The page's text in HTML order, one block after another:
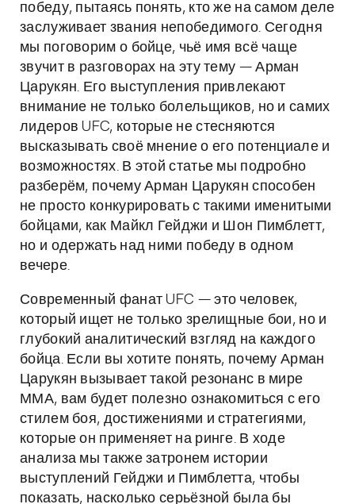
победу, пытаясь понять, кто же на самом деле
заслуживает звания непобедимого. Сегодня
мы поговорим о бойце, чьё имя всё чаще
звучит в разговорах на эту тему — Арман
Царукян. Его выступления привлекают
внимание не только болельщиков, но и самих
лидеров UFC, которые не стесняются
высказывать своё мнение о его потенциале и
возможностях. В этой статье мы подробно
разберём, почему Арман Царукян способен
не просто конкурировать с такими именитыми
бойцами, как Майкл Гейджи и Шон Пимблетт,
но и одержать над ними победу в одном
вечере.
Современный фанат UFC — это человек,
который ищет не только зрелищные бои, но и
глубокий аналитический взгляд на каждого
бойца. Если вы хотите понять, почему Арман
Царукян вызывает такой резонанс в мире
ММА, вам будет полезно ознакомиться с его
стилем боя, достижениями и стратегиями,
которые он применяет на ринге. В ходе
анализа мы также затронем истории
выступлений Гейджи и Пимблетта, чтобы
показать, насколько серьёзной была бы